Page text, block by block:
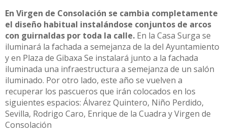
En Virgen de Consolación se cambia completamente
el diseño habitual instalándose conjuntos de arcos
con guirnaldas por toda la calle. En la Casa Surga se
iluminará la fachada a semejanza de la del Ayuntamiento
y en Plaza de Gibaxa Se instalará junto a la fachada
iluminada una infraestructura a semejanza de un salón
iluminado. Por otro lado, este año se vuelven a
recuperar los pascueros que irán colocados en los
siguientes espacios: Álvarez Quintero, Niño Perdido,
Sevilla, Rodrigo Caro, Enrique de la Cuadra y Virgen de
Consolación